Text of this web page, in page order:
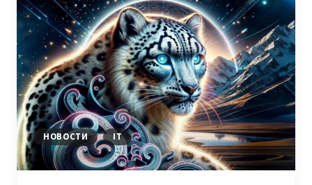
БОЛЬШОЙ
МОДЕЛИ
КАЗАХСКОГО
ЯЗЫКА
—
KAZ
LLM
НОВОСТИ IT